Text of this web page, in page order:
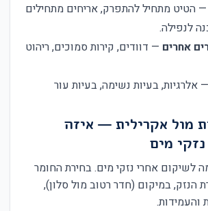
— הטיט מתחיל להתפרק, אריחים מתחילים
לנפילה.
אחרים — דוודים, קירות סמוכים, ריהוט
— אלרגיות, בעיות נשימה, בעיות עור
מול אקרילית — איזה
מים
לשיקום אחרי נזקי מים. בחירת החומר
הנזק, במיקום (חדר רטוב מול סלון),
והעמידות.